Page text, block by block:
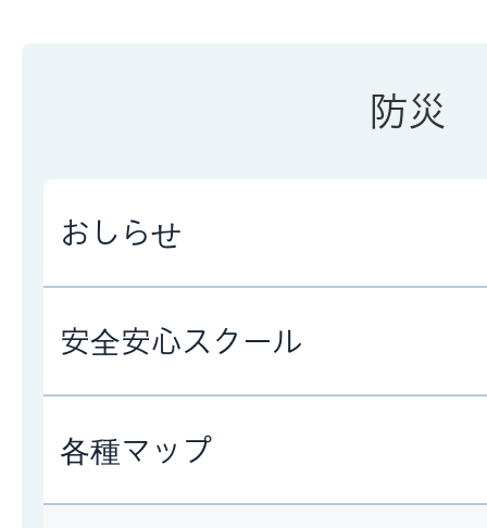
防災
おしらせ
安全安心スクール
各種マップ